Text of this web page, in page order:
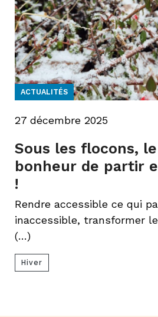
ACTUALITÉS
27 décembre 2025
Sous les flocons, le
bonheur de partir
!
Rendre accessible ce qui
inaccessible, transformer
(…)
Hiver